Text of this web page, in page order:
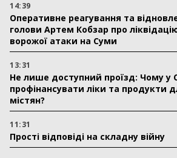
14:39
Оперативне реагування та
голови Артем Кобзар про
ворожої атаки на Суми
13:31
Не лише доступний проїзд: Чому у
профінансувати ліки та продукти
містян?
11:31
Прості відповіді на складну війну